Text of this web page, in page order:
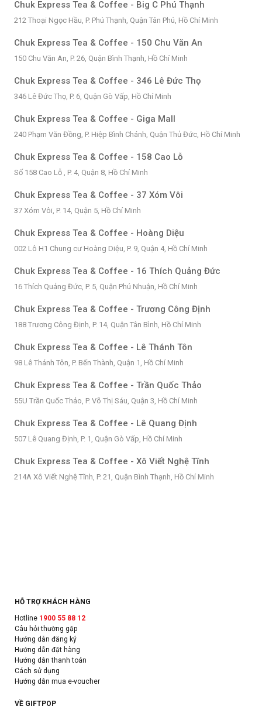
Chuk Express Tea & Coffee - Big C Phú Thạnh
212 Thoại Ngọc Hầu, P. Phú Thạnh, Quận Tân Phú, Hồ Chí Minh
Chuk Express Tea & Coffee - 150 Chu Văn An
150 Chu Văn An, P. 26, Quận Bình Thạnh, Hồ Chí Minh
Chuk Express Tea & Coffee - 346 Lê Đức Thọ
346 Lê Đức Thọ, P. 6, Quận Gò Vấp, Hồ Chí Minh
Chuk Express Tea & Coffee - Giga Mall
240 Phạm Văn Đồng, P. Hiệp Bình Chánh, Quận Thủ Đức, Hồ Chí Minh
Chuk Express Tea & Coffee - 158 Cao Lỗ
Số 158 Cao Lỗ , P. 4, Quận 8, Hồ Chí Minh
Chuk Express Tea & Coffee - 37 Xóm Vôi
37 Xóm Vôi, P. 14, Quận 5, Hồ Chí Minh
Chuk Express Tea & Coffee - Hoàng Diệu
002 Lô H1 Chung cư Hoàng Diệu, P. 9, Quận 4, Hồ Chí Minh
Chuk Express Tea & Coffee - 16 Thích Quảng Đức
16 Thích Quảng Đức, P. 5, Quận Phú Nhuận, Hồ Chí Minh
Chuk Express Tea & Coffee - Trương Công Định
188 Trương Công Định, P. 14, Quận Tân Bình, Hồ Chí Minh
Chuk Express Tea & Coffee - Lê Thánh Tôn
98 Lê Thánh Tôn, P. Bến Thành, Quận 1, Hồ Chí Minh
Chuk Express Tea & Coffee - Trần Quốc Thảo
55U Trần Quốc Thảo, P. Võ Thị Sáu, Quận 3, Hồ Chí Minh
Chuk Express Tea & Coffee - Lê Quang Định
507 Lê Quang Định, P. 1, Quận Gò Vấp, Hồ Chí Minh
Chuk Express Tea & Coffee - Xô Viết Nghệ Tĩnh
214A Xô Viết Nghệ Tĩnh, P. 21, Quận Bình Thạnh, Hồ Chí Minh
HỖ TRỢ KHÁCH HÀNG
Hotline 1900 55 88 12
Câu hỏi thường gặp
Hướng dẫn đăng ký
Hướng dẫn đặt hàng
Hướng dẫn thanh toán
Cách sử dụng
Hướng dẫn mua e-voucher
VỀ GIFTPOP